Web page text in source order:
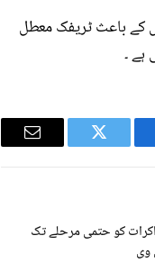
کے باعث ٹریفک معطل
ہے ۔
Twitter
Email
کو حتمی مرحلے تک
وی